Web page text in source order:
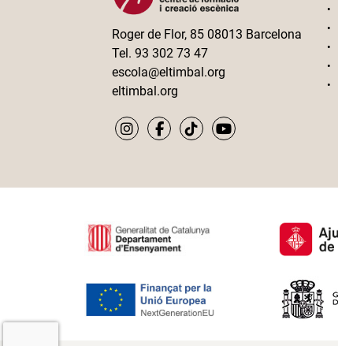
Roger de Flor, 85 08013 Barcelona
Tel. 93 302 73 47
escola@eltimbal.org
eltimbal.org